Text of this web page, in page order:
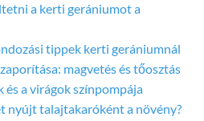
a kerti gerániumot a
tippek kerti gerániumnál
magvetés és tőosztás
és a virágok színpompája
nyújt talajtakaróként a növény?